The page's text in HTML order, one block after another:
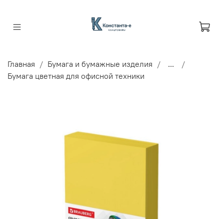
Главная Бумага и бумажные изделия
...
Бумага цветная для офисной техники